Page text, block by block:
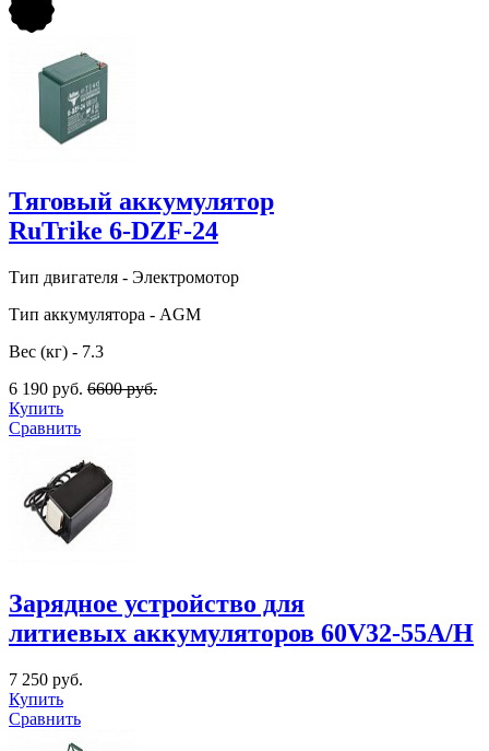
Тяговый аккумулятор
RuTrike 6-DZF-24
Тип двигателя - Электромотор
Тип аккумулятора - AGM
Вес (кг) - 7.3
6 190 руб. 6600 руб.
Купить
Сравнить
Зарядное устройство для
литиевых аккумуляторов 60V32-55A/H
7 250 руб.
Купить
Сравнить